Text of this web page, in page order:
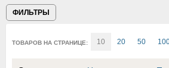
ФИЛЬТРЫ
ТОВАРОВ НА СТРАНИЦЕ: 10 20 50